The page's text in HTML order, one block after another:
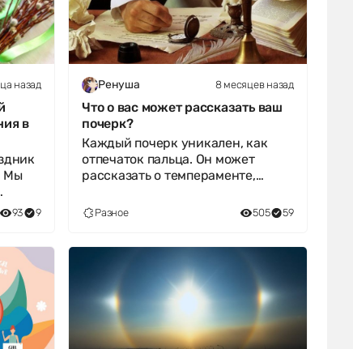
назад
в
Мы
93 9
Ренуша 8 месяцев назад
Что о вас может рассказать ваш
почерк?
Каждый почерк уникален, как
отпечаток пальца. Он может
рассказать о темпераменте,
чертах харак
Разное 505 59